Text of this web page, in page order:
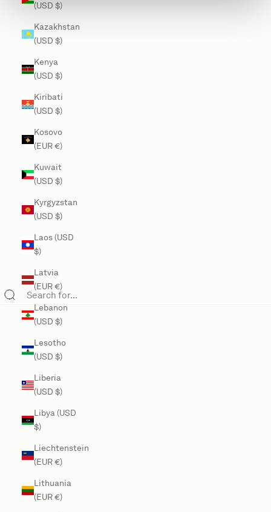
(USD $)
Kazakhstan
(USD $)
Kenya
(USD $)
Kiribati
(USD $)
Kosovo
(EUR €)
Kuwait
(USD $)
Kyrgyzstan
(USD $)
Laos (USD
$)
Latvia
(EUR €)
Lebanon
(USD $)
Lesotho
(USD $)
Liberia
(USD $)
Libya (USD
$)
Liechtenstein
(EUR €)
Lithuania
(EUR €)